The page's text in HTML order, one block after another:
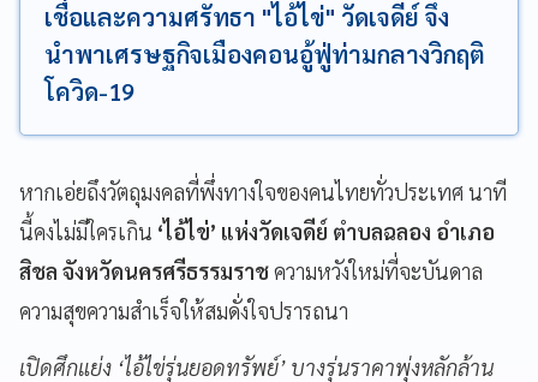
เชื่อและความศรัทธา "ไอ้ไข่" วัดเจดีย์ จึง
นำพาเศรษฐกิจเมืองคอนอู้ฟู่ท่ามกลางวิกฤติ
โควิด-19
หากเอ่ยถึงวัตถุมงคลที่พึ่งทางใจของคนไทยทั่วประเทศ นาที
นี้คงไม่มีใครเกิน ‘ไอ้ไข่’ แห่งวัดเจดีย์ ตำบลฉลอง อำเภอ
สิชล จังหวัดนครศรีธรรมราชความหวังใหม่ที่จะบันดาล
ความสุขความสำเร็จให้สมดั่งใจปรารถนา
เปิดศึกแย่ง ‘ไอ้ไข่รุ่นยอดทรัพย์’ บางรุ่นราคาพุ่งหลักล้าน